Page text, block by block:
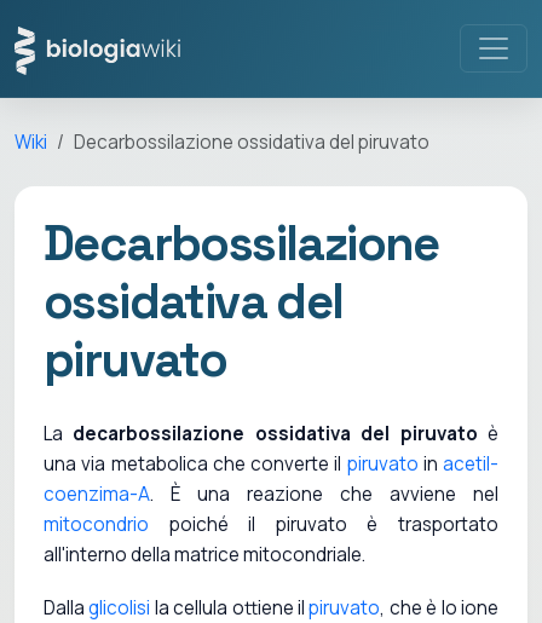
Wiki Decarbossilazione ossidativa del piruvato
Decarbossilazione
ossidativa del
piruvato
La decarbossilazione ossidativa del piruvato è
una via metabolica che converte il piruvato in acetil-
coenzima-A. È una reazione che avviene nel
mitocondrio poiché il piruvato è trasportato
all'interno della matrice mitocondriale.
Dallaglicolisi la cellula ottiene ilpiruvato, che è lo ione